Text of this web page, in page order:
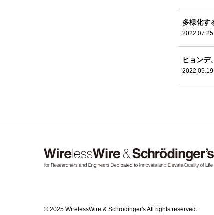
多様化す
2022.07.25
ヒョンデ
2022.05.19
© 2025 WirelessWire & Schrödinger's All rights reserved.